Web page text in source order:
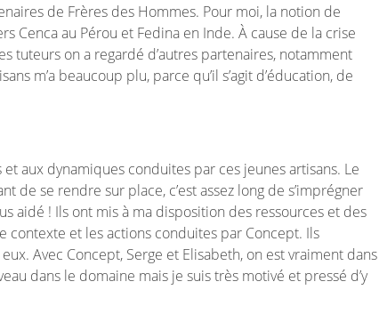
de Frères des Hommes. Pour moi, la notion de
Cenca au Pérou et Fedina en Inde. À cause de la crise
tuteurs on a regardé d’autres partenaires, notamment
m’a beaucoup plu, parce qu’il s’agit d’éducation, de
aux dynamiques conduites par ces jeunes artisans. Le
de se rendre sur place, c’est assez long de s’imprégner
aidé ! Ils ont mis à ma disposition des ressources et des
contexte et les actions conduites par Concept. Ils
Avec Concept, Serge et Elisabeth, on est vraiment dans
dans le domaine mais je suis très motivé et pressé d’y